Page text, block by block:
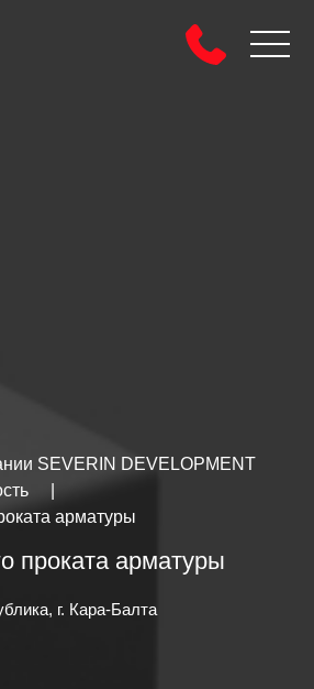
SEVERIN DEVELOPMENT
арматуры
проката арматуры
г. Кара-Балта